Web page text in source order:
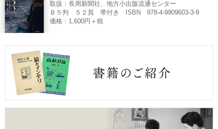
取扱：長周新聞社、地方小出版流通センター
Ｂ５判 ５２頁 帯付き ISBN 978-4-9909603-3-9
価格：1,600円＋税